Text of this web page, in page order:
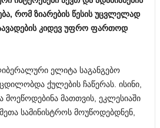
, რომ ზიარების წესის უცვლელად
კიდევ უფრო ფართოდ
ელიტა საგანგებო
ქულების ჩაწერას. ისინი,
მოეწოდებინა მათთვის, ეკლესიაში
სამინისტროს მოუწოდებდნენ,